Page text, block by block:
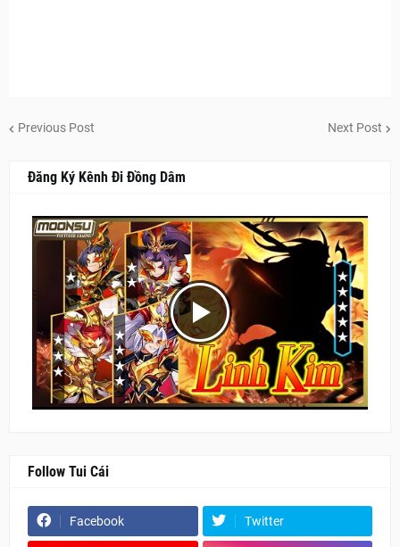
Previous Post Next Post
Đăng Ký Kênh Đi Đồng Dâm
Follow Tui Cái
Facebook Twitter